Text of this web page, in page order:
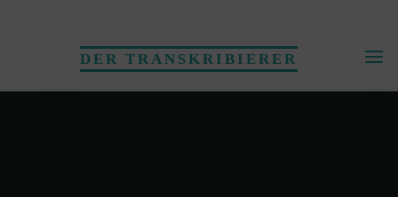
DER TRANSKRIBIERER